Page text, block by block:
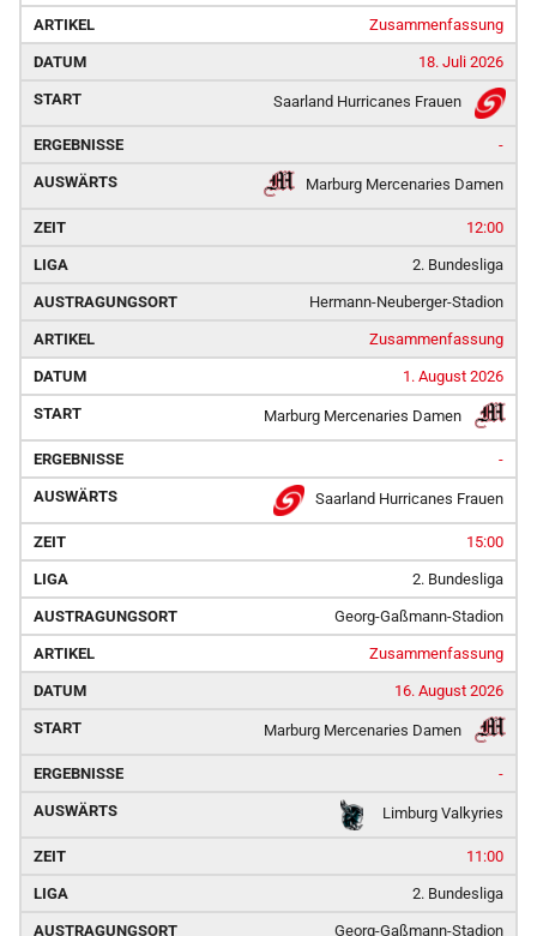
Zusammenfassung
18. Juli 2026
Saarland Hurricanes Frauen
-
Marburg Mercenaries Damen
12:00
2. Bundesliga
Hermann-Neuberger-Stadion
Zusammenfassung
1. August 2026
Marburg Mercenaries Damen
-
Saarland Hurricanes Frauen
15:00
2. Bundesliga
Georg-Gaßmann-Stadion
Zusammenfassung
16. August 2026
Marburg Mercenaries Damen
-
Limburg Valkyries
11:00
2. Bundesliga
Georg-Gaßmann-Stadion